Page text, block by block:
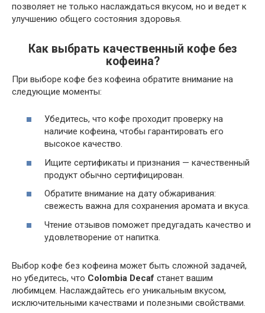
позволяет не только наслаждаться вкусом, но и ведет к
улучшению общего состояния здоровья.
Как выбрать качественный кофе без
кофеина?
При выборе кофе без кофеина обратите внимание на
следующие моменты:
Убедитесь, что кофе проходит проверку на
наличие кофеина, чтобы гарантировать его
высокое качество.
Ищите сертификаты и признания — качественный
продукт обычно сертифицирован.
Обратите внимание на дату обжаривания:
свежесть важна для сохранения аромата и вкуса.
Чтение отзывов поможет предугадать качество и
удовлетворение от напитка.
Выбор кофе без кофеина может быть сложной задачей,
но убедитесь, что Colombia Decaf станет вашим
любимцем. Наслаждайтесь его уникальным вкусом,
исключительными качествами и полезными свойствами.